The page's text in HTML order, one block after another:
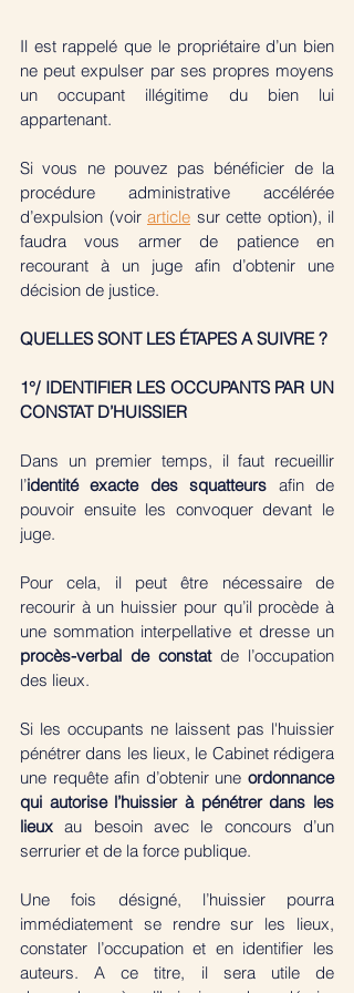
Il est rappelé que le propriétaire d’un bien
ne peut expulser par ses propres moyens
un occupant illégitime du bien lui
appartenant.
Si vous ne pouvez pas bénéficier de la
procédure administrative accélérée
d’expulsion (voir article sur cette option), il
faudra vous armer de patience en
recourant à un juge afin d’obtenir une
décision de justice.
QUELLES SONT LES ÉTAPES A SUIVRE ?
1°/ IDENTIFIER LES OCCUPANTS PAR UN
CONSTAT D’HUISSIER
Dans un premier temps, il faut recueillir
l’identité exacte des squatteurs afin de
pouvoir ensuite les convoquer devant le
juge.
Pour cela, il peut être nécessaire de
recourir à un huissier pour qu’il procède à
procès-verbal de constat de l’occupation
des lieux.
Si les occupants ne laissent pas l'huissier
pénétrer dans les lieux, le Cabinet rédigera
une requête afin d’obtenir une ordonnance
qui autorise l’huissier à pénétrer dans les
lieux au besoin avec le concours d’un
serrurier et de la force publique.
Une fois désigné, l’huissier pourra
immédiatement se rendre sur les lieux,
constater l’occupation et en identifier les
auteurs. A ce titre, il sera utile de